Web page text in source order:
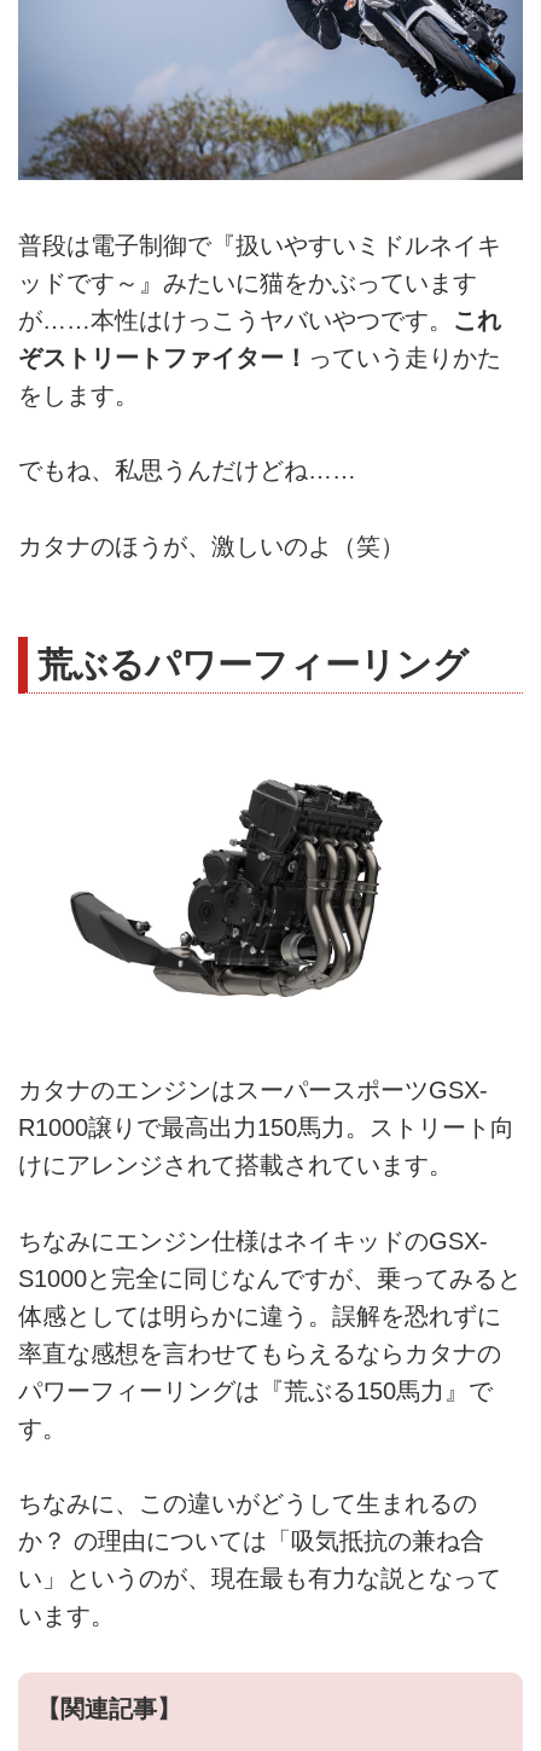
普段は電子制御で『扱いやすいミドルネイキ
ッドです～』みたいに猫をかぶっています
が……本性はけっこうヤバいやつです。 これ
ぞストリートファイター！ っていう走りかた
をします。
でもね、私思うんだけどね……
カタナのほうが、激しいのよ（笑）
荒ぶるパワーフィーリング
カタナのエンジンはスーパースポーツGSX-
R1000譲りで最高出力150馬力。ストリート向
けにアレンジされて搭載されています。
ちなみにエンジン仕様はネイキッドのGSX-
S1000と完全に同じなんですが、乗ってみると
体感としては明らかに違う。誤解を恐れずに
率直な感想を言わせてもらえるならカタナの
パワーフィーリングは『荒ぶる150馬力』で
す。
ちなみに、この違いがどうして生まれるの
か？ の理由については「吸気抵抗の兼ね合
い」というのが、現在最も有力な説となって
います。
【関連記事】